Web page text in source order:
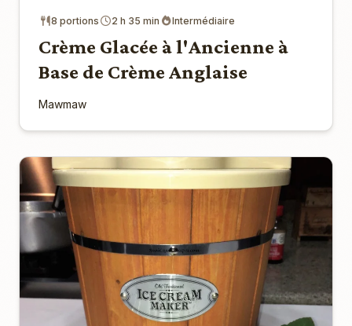
8 portions 2 h 35 min Intermédiaire
Crème Glacée à l'Ancienne à
Base de Crème Anglaise
Mawmaw